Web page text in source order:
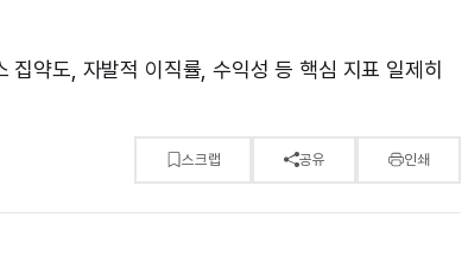
약도, 자발적 이직률, 수익성 등 핵심 지표 일제히
스크랩 공유 인쇄